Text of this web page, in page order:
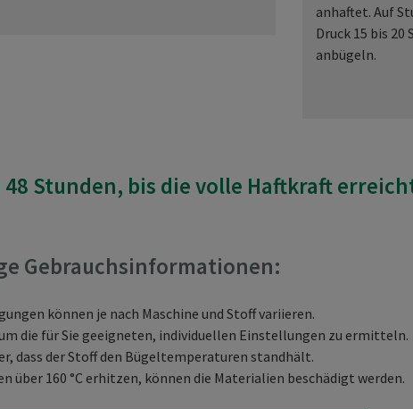
anhaftet. Auf
Druck 15 bis 20
anbügeln.
48 Stunden, bis die volle Haftkraft
Gebrauchsinformationen:
können je nach Maschine und Stoff variieren.
die für Sie geeigneten, individuellen Einstellungen zu ermitteln.
dass der Stoff den Bügeltemperaturen standhält.
über 160 °C erhitzen, können die Materialien beschädigt werden.